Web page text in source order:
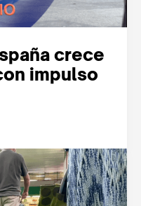
crece
impulso